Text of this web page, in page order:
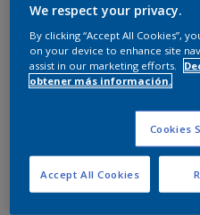
Pino Inglés - 90YY 19/075
900 ML
Cantidad
We respect your privacy.
By clicking “Accept All Cookies”,
on your device to enhance site
assist in our marketing efforts.
obtener más información.
Cookies
Accept All Cookies